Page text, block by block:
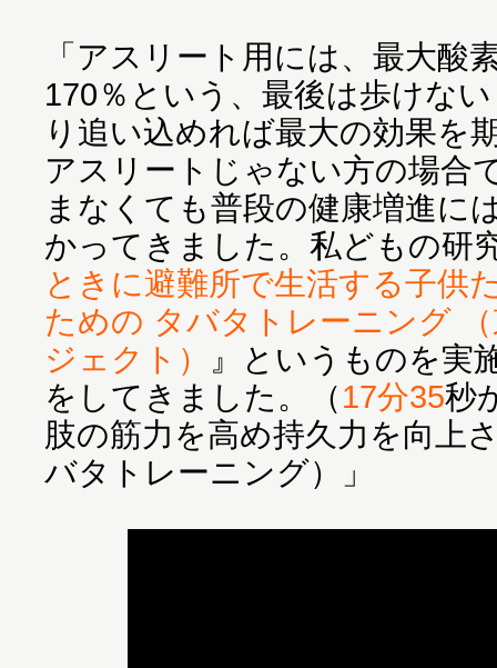
「アスリート用には、最大酸
170％という、最後は歩けな
り追い込めれば最大の効果を
アスリートじゃない方の場合
まなくても普段の健康増進に
かってきました。私どもの研
ときに避難所で生活する子供
ための タバタトレーニング
ジェクト）
』というものを実
をしてきました。（17分35秒
肢の筋力を高め持久力を向上
バタトレーニング）」